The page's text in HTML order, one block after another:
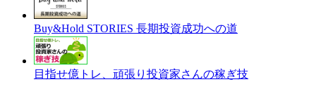
Buy&Hold STORIES 長期投資成功への道
目指せ億トレ、頑張り投資家さんの稼ぎ技